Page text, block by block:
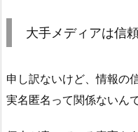
大手メディアは信
申し訳ないけど、情報の
実名匿名って関係ないん